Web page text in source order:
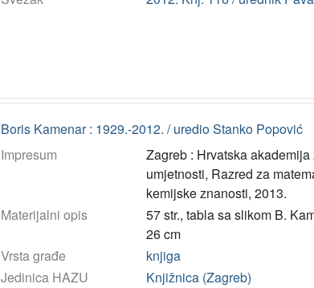
Boris Kamenar : 1929.-2012. / uredio Stanko Popović
Impresum
Zagreb : Hrvatska akademija
umjetnosti, Razred za
kemijske znanosti, 2013.
Materijalni opis
57 str., tabla sa slikom B.
26 cm
Vrsta građe
knjiga
Jedinica HAZU
Knjižnica (Zagreb)